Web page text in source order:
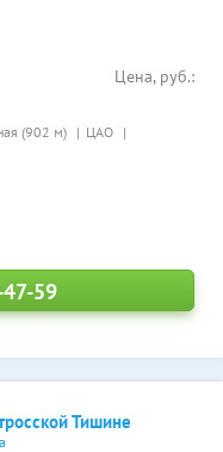
(902 м)
ЦАО
Цена, руб.:
59
Тишине